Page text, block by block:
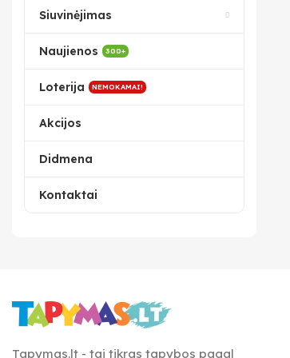
Siuvinėjimas
Naujienos 300+
Loterija NEMOKAMAI!
Akcijos
Didmena
Kontaktai
Tapymas.lt - tai tikras tapybos pagal